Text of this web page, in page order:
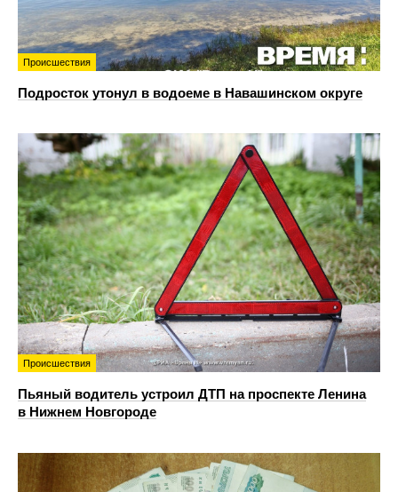
Происшествия
Подросток утонул в водоеме в Навашинском округе
Происшествия
Пьяный водитель устроил ДТП на проспекте Ленина
в Нижнем Новгороде